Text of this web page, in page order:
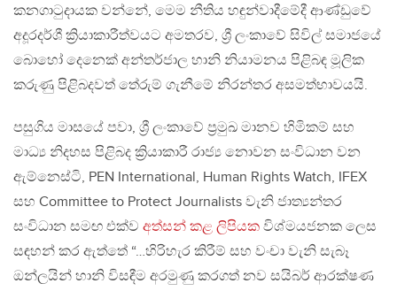
කනගාටුදායක වන්නේ, මෙම නීතිය හඳුන්වාදීමේදී ආණ්ඩුවේ
අදූරදර්ශී ක්‍රියාකාරීත්වයට අමතරව, ශ්‍රී ලංකාවේ සිවිල් සමාජයේ
බොහෝ දෙනෙක් අන්තර්ජාල හානි නියාමනය පිළිබඳ මූලික
කරුණු පිළිබදවත් තේරුම් ගැනීමේ නිරන්තර අසමත්භාවයයි.
පසුගිය මාසයේ පවා, ශ්‍රී ලංකාවේ ප්‍රමුඛ මානව හිමිකම් සහ
මාධ්‍ය නිදහස පිළිබද ක්‍රියාකාරී රාජ්‍ය නොවන සංවිධාන වන
ඇම්නෙස්ටි, PEN International, Human Rights Watch, IFEX
සහ Committee to Protect Journalists වැනි ජාත්‍යන්තර
සංවිධාන සමඟ එක්ව අත්සන් කළ ලිපියක විශ්මයජනක ලෙස
සඳහන් කර ඇත්තේ “…හිරිහැර කිරීම් සහ වංචා වැනි සැබෑ
ඔන්ලයින් හානි විසඳීම අරමුණු කරගත් නව සයිබර් ආරක්ෂණ